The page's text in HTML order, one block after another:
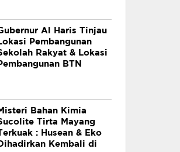
Al Haris Tinjau
Pembangunan
Rakyat & Lokasi
BTN
Bahan Kimia
Tirta Mayang
: Husean & Eko
Kembali di